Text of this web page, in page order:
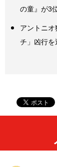
の童』が3
アントニ
チ」凶行を